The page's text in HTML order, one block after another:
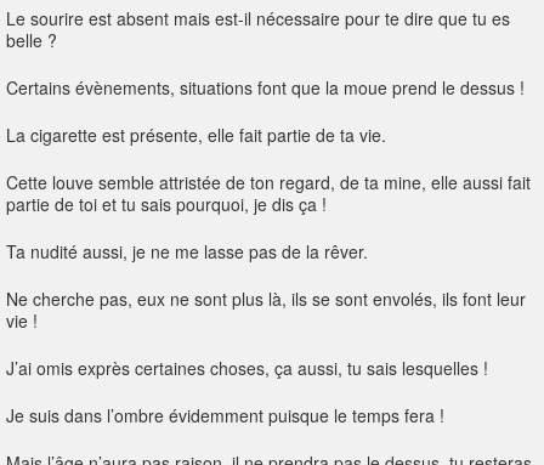
Le sourire est absent mais est-il nécessaire pour te dire que tu es
belle ?
Certains évènements, situations font que la moue prend le dessus !
La cigarette est présente, elle fait partie de ta vie.
Cette louve semble attristée de ton regard, de ta mine, elle aussi fait
partie de toi et tu sais pourquoi, je dis ça !
Ta nudité aussi, je ne me lasse pas de la rêver.
Ne cherche pas, eux ne sont plus là, ils se sont envolés, ils font leur
vie !
J’ai omis exprès certaines choses, ça aussi, tu sais lesquelles !
Je suis dans l’ombre évidemment puisque le temps fera !